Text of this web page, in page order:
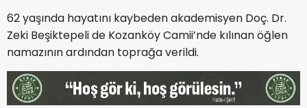
62 yaşında hayatını kaybeden akademisyen Doç. Dr.
Zeki Beşiktepeli de Kozanköy Camii’nde kılınan öğlen
namazının ardından toprağa verildi.